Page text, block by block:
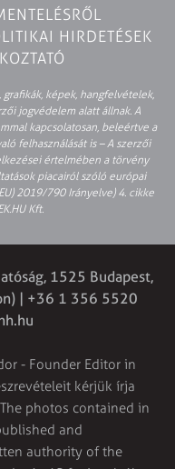
HIRDETÉSEK
képek, hangfelvételek,
jogvédelem alatt állnak. A
kapcsolatosan, beleértve a
felhasználását is – A szerzői
értelmében a törvény
piacairól szóló európai
2019/790 Irányelve) 4. cikke
Kft.
1525 Budapest,
| +36 1 356 5520
- Founder Editor in
kérjük írja
photos contained in
and
authority of the